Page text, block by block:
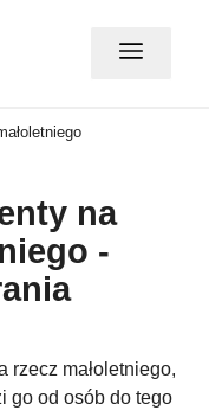
na
-
rzecz małoletniego,
go od osób do tego